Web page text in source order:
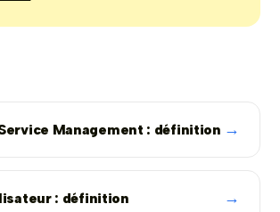
Management : définition →
: définition →